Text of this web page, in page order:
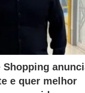
Shopping
e quer melhor